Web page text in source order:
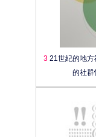
321世紀的地方
的社群